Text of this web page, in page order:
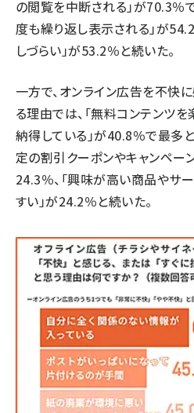
の閲覧を中断される」が70.3％
度も繰り返し表示される」が
しづらい」が53.2％と続いた。
一方で、オンライン広告を不快
る理由では、「無料コンテンツを
納得している」が40.8％で最多と
定の割引クーポンやキャンペー
24.3％、「興味が高い商品やサ
すい」が24.2％と続いた。